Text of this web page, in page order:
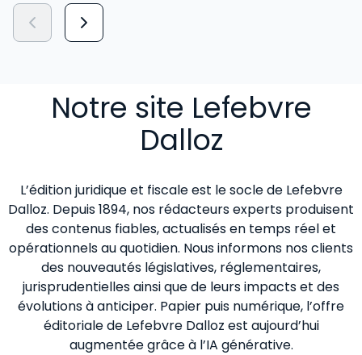
Notre site Lefebvre
Dalloz
L’édition juridique et fiscale est le socle de Lefebvre
Dalloz. Depuis 1894, nos rédacteurs experts produisent
des contenus fiables, actualisés en temps réel et
opérationnels au quotidien. Nous informons nos clients
des nouveautés législatives, réglementaires,
jurisprudentielles ainsi que de leurs impacts et des
évolutions à anticiper. Papier puis numérique, l’offre
éditoriale de Lefebvre Dalloz est aujourd’hui
augmentée grâce à l’IA générative.